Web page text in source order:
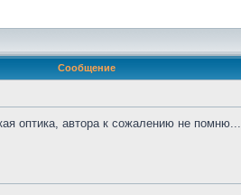
Сообщение
оптика, автора к сожалению не помню...